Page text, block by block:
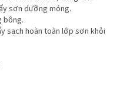
sơn dưỡng móng.
bông.
sạch hoàn toàn lớp sơn khỏi